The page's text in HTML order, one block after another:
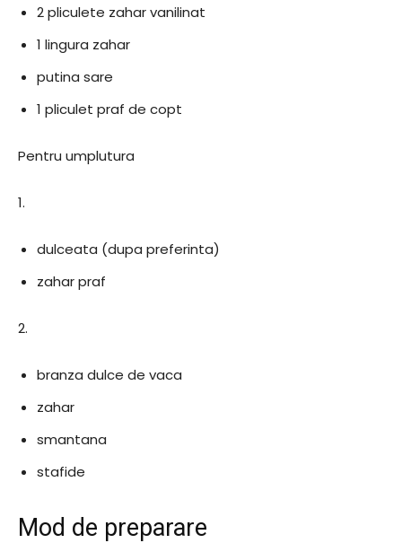
2 pliculete zahar vanilinat
1 lingura zahar
putina sare
1 pliculet praf de copt
Pentru umplutura
1.
dulceata (dupa preferinta)
zahar praf
2.
branza dulce de vaca
zahar
smantana
stafide
Mod de preparare